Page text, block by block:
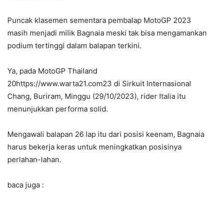
Puncak klasemen sementara pembalap MotoGP 2023
masih menjadi milik Bagnaia meski tak bisa mengamankan
podium tertinggi dalam balapan terkini.
Ya, pada MotoGP Thailand
20https://www.warta21.com23 di Sirkuit Internasional
Chang, Buriram, Minggu (29/10/2023), rider Italia itu
menunjukkan performa solid.
Mengawali balapan 26 lap itu dari posisi keenam, Bagnaia
harus bekerja keras untuk meningkatkan posisinya
perlahan-lahan.
baca juga :